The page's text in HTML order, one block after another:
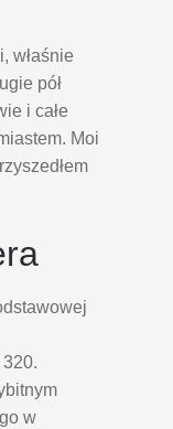
właśnie
pół
i całe
Moi
w